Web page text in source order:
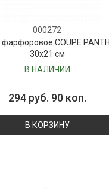
000272
COUPE
30х21 см
В НАЛИЧИИ
294 руб. 90 коп.
В КОРЗИНУ